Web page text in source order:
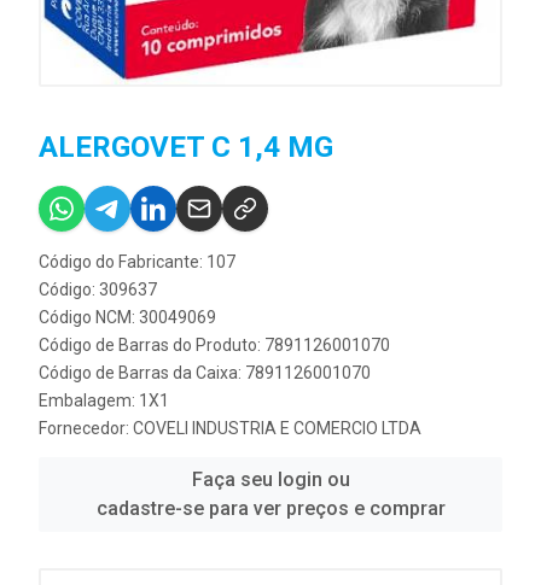
ALERGOVET C 1,4 MG
Código do Fabricante: 107
Código: 309637
Código NCM: 30049069
Código de Barras do Produto: 7891126001070
Código de Barras da Caixa: 7891126001070
Embalagem: 1X1
Fornecedor: COVELI INDUSTRIA E COMERCIO LTDA
Faça seu login ou
cadastre-se para ver preços e comprar